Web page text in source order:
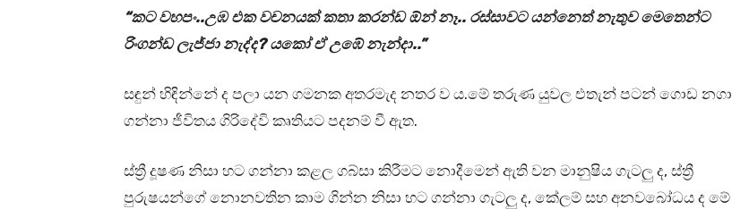
“කට වහපං..උඹ එක වචනයක් කතා කරන්ඩ ඕන් නෑ.. රස්සාවට යන්නෙත් නැතුව මෙතෙන්ට
රිංගන්ඩ ලැජ්ජා නැද්ද? යකෝ ඒ උඹේ නැන්දා..”
සඳුන් හිඳින්නේ ද පලා යන ගමනක අතරමැද නතර ව ය.මේ තරුණ යුවල එතැන් පටන් ගොඩ නගා
ගන්නා ජීවිතය ගිරිදේවි කෘතියට පදනම් වී ඇත.
ස්ත්‍රී දූෂණ නිසා හට ගන්නා කළල ගබ්සා කිරීමට නොදීමෙන් ඇති වන මානුෂිය ගැටලු ද, ස්ත්‍රී
පුරුෂයන්ගේ නොනවතින කාම ගින්න නිසා හට ගන්නා ගැටලු ද, කේලම් සහ අනවබෝධය ද මේ